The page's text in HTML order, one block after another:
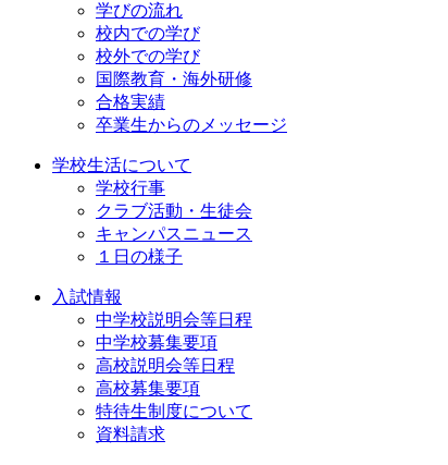
学びの流れ
校内での学び
校外での学び
国際教育・海外研修
合格実績
卒業生からのメッセージ
学校生活について
学校行事
クラブ活動・生徒会
キャンパスニュース
１日の様子
入試情報
中学校説明会等日程
中学校募集要項
高校説明会等日程
高校募集要項
特待生制度について
資料請求